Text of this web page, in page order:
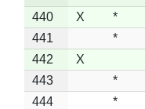
440
X *
441
*
442
X
443
*
444
*